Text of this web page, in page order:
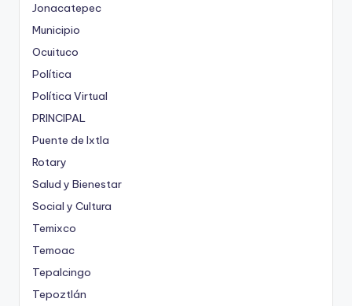
Jonacatepec
Municipio
Ocuituco
Política
Política Virtual
PRINCIPAL
Puente de Ixtla
Rotary
Salud y Bienestar
Social y Cultura
Temixco
Temoac
Tepalcingo
Tepoztlán